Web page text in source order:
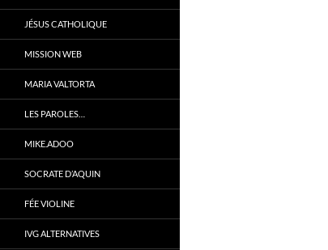
JÉSUS CATHOLIQUE
MISSION WEB
MARIA VALTORTA
LES PAROLES…
MIKE.ADOO
SOCRATE D’AQUIN
FÉE VIOLINE
IVG ALTERNATIVES